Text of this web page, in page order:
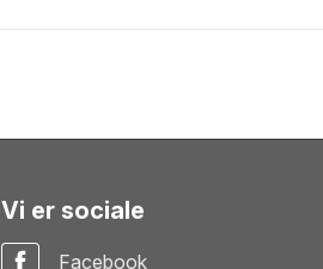
Vi er sociale
Facebook